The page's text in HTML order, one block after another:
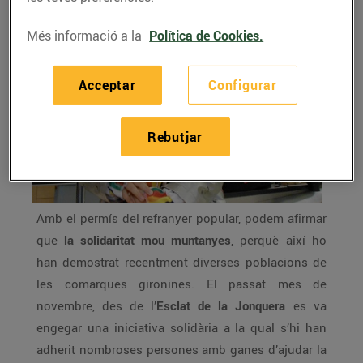
Amb el permís del refranyer popular, podem afirmar
que la solidaritat mou muntanyes , perquè així ho
han demostrat recentment diverses poblacions de
les comarques gironines. El passat mes de
novembre, des de l’Esclat de la Jonquera es va
engegar una iniciativa solidària a la qual s’hi han
adherit nombroses persones amb ganes d’ajudar la
Més informació a la Política de Cookies.
Configurar
Rebutjar
Acceptar